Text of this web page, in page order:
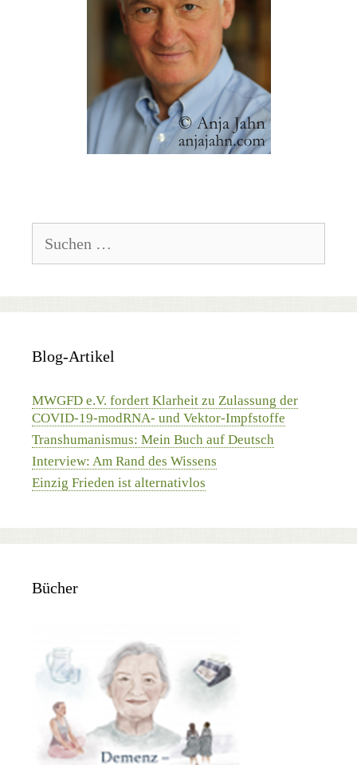
nach:
Blog-Artikel
MWGFD e.V. fordert Klarheit zu Zulassung der
COVID-19-modRNA- und Vektor-Impfstoffe
Transhumanismus: Mein Buch auf Deutsch
Interview: Am Rand des Wissens
Einzig Frieden ist alternativlos
Bücher